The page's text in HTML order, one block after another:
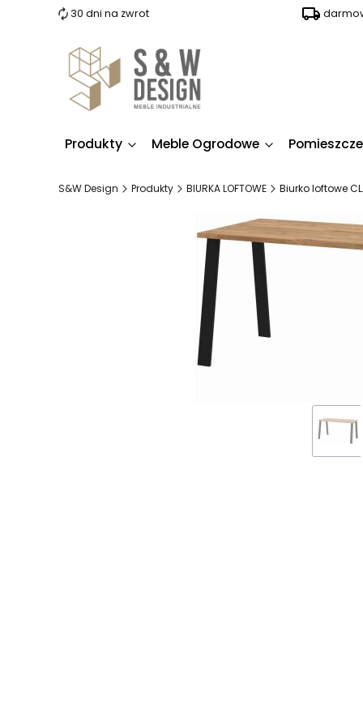
30 dni na zwrot
Produkty Meble Ogrodowe
S&W Design Produkty BIURKA LOFTOWE Biurko loftowe